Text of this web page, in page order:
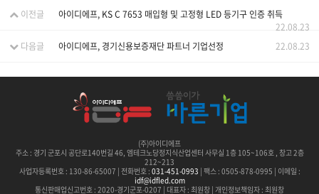
이전글
아이디에프, KS C 7653 매입형 및 고정형 LED 등기구 인증 취득
22.08.23
다음글
아이디에프, 경기신용보증재단 파트너 기업선정 22.08.23
(주)아이디에프
주소 : 경기 군포시 공단로140번길 46, 엠테크노당정지식산업센터 사무실 1층 105~106호 , 창고 2층
212~213
사업자등록번호 : 130-86-65007 | 전화번호 : 031-451-0993 | 팩스 : 0505-878-0995 | 이메일 :
idf@idfled.com
통신판매업신고번호 : 2020-경기군포-0207 | 대표자 : 최원창 | 개인정보책임자 : 최원창